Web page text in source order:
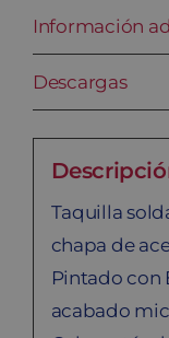
Información
Descargas
Taquilla
chapa de
Pintado con
acabado